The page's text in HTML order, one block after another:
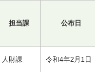
担当課 公布日
人財課 令和4年2月1日